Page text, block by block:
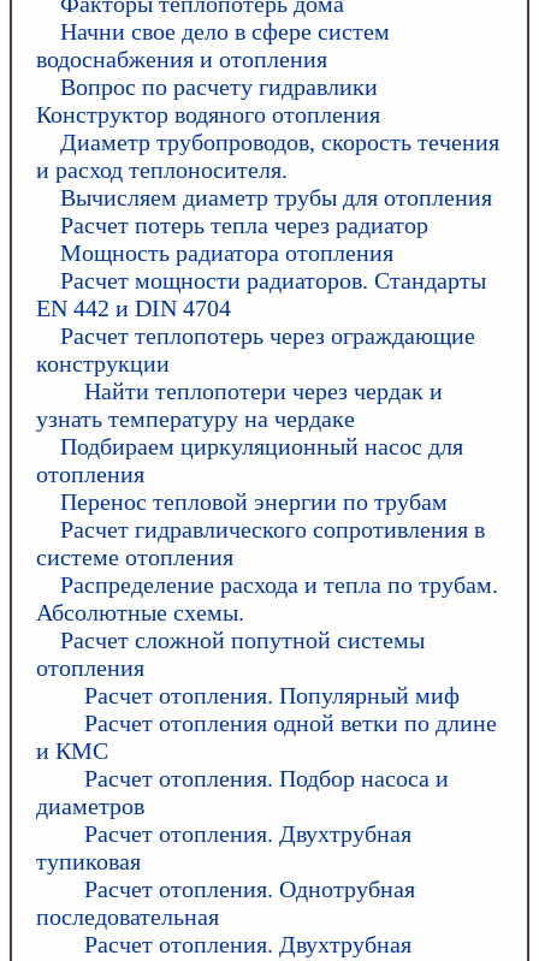
Начни свое дело в сфере систем
водоснабжения и отопления
Вопрос по расчету гидравлики
Конструктор водяного отопления
Диаметр трубопроводов, скорость течения
и расход теплоносителя.
Вычисляем диаметр трубы для отопления
Расчет потерь тепла через радиатор
Мощность радиатора отопления
Расчет мощности радиаторов. Стандарты
EN 442 и DIN 4704
Расчет теплопотерь через ограждающие
конструкции
Найти теплопотери через чердак и
узнать температуру на чердаке
Подбираем циркуляционный насос для
отопления
Перенос тепловой энергии по трубам
Расчет гидравлического сопротивления в
системе отопления
Распределение расхода и тепла по трубам.
Абсолютные схемы.
Расчет сложной попутной системы
отопления
Расчет отопления. Популярный миф
Расчет отопления одной ветки по длине
и КМС
Расчет отопления. Подбор насоса и
диаметров
Расчет отопления. Двухтрубная
тупиковая
Расчет отопления. Однотрубная
последовательная
Расчет отопления. Двухтрубная